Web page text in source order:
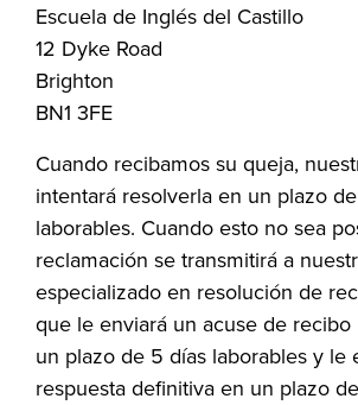
Escuela de Inglés del Castillo
12 Dyke Road
Brighton
BN1 3FE
Cuando recibamos su queja,
intentará resolverla en un plazo
laborables. Cuando esto no sea
reclamación se transmitirá a
especializado en resolución de
que le enviará un acuse de
un plazo de 5 días laborables y le
respuesta definitiva en un plazo